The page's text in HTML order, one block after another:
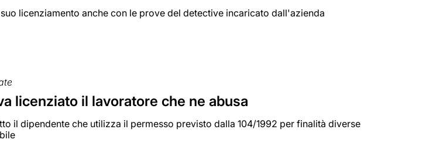
licenziamento anche con le prove del detective incaricato dall'azienda
licenziato il lavoratore che ne abusa
il dipendente che utilizza il permesso previsto dalla 104/1992 per finalità diverse